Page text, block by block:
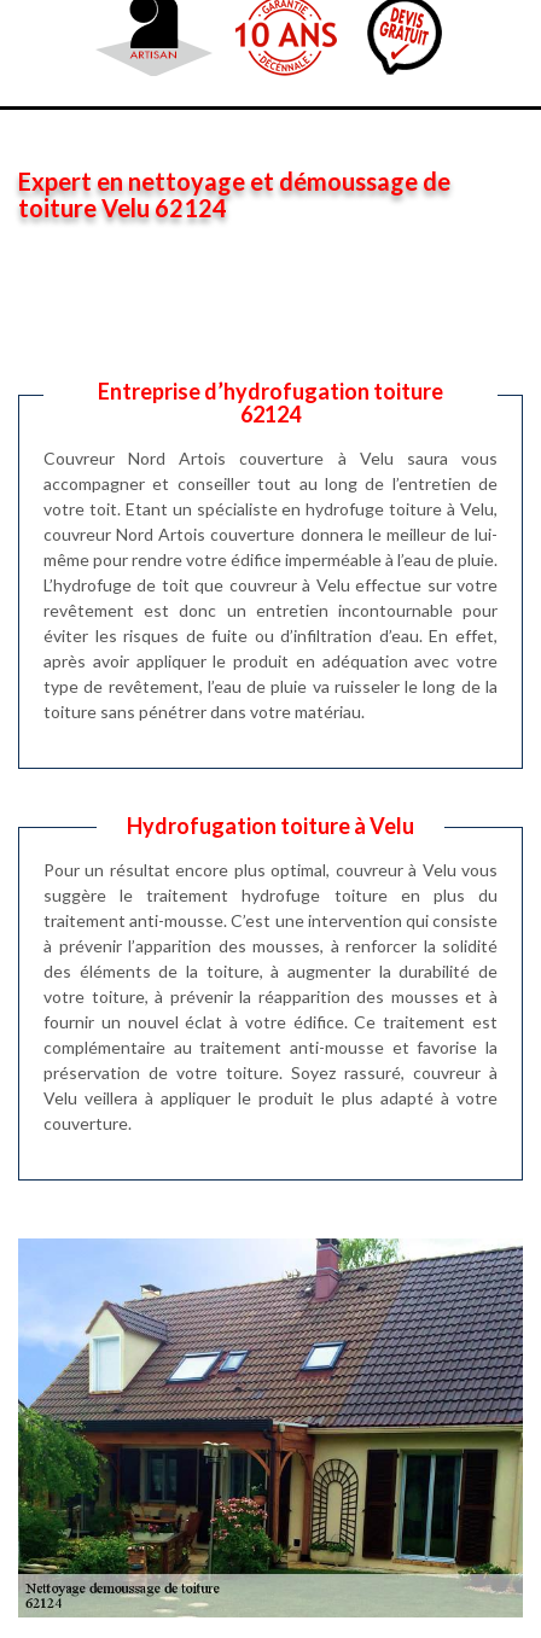
Expert en nettoyage et démoussage de
toiture Velu 62124
Entreprise d’hydrofugation toiture
62124
Couvreur Nord Artois couverture à Velu saura vous
accompagner et conseiller tout au long de l’entretien de
votre toit. Etant un spécialiste en hydrofuge toiture à Velu,
couvreur Nord Artois couverture donnera le meilleur de lui-
même pour rendre votre édifice imperméable à l’eau de pluie.
L’hydrofuge de toit que couvreur à Velu effectue sur votre
revêtement est donc un entretien incontournable pour
éviter les risques de fuite ou d’infiltration d’eau. En effet,
après avoir appliquer le produit en adéquation avec votre
type de revêtement, l’eau de pluie va ruisseler le long de la
toiture sans pénétrer dans votre matériau.
Hydrofugation toiture à Velu
Pour un résultat encore plus optimal, couvreur à Velu vous
suggère le traitement hydrofuge toiture en plus du
traitement anti-mousse. C’est une intervention qui consiste
à prévenir l’apparition des mousses, à renforcer la solidité
des éléments de la toiture, à augmenter la durabilité de
votre toiture, à prévenir la réapparition des mousses et à
fournir un nouvel éclat à votre édifice. Ce traitement est
complémentaire au traitement anti-mousse et favorise la
préservation de votre toiture. Soyez rassuré, couvreur à
Velu veillera à appliquer le produit le plus adapté à votre
couverture.